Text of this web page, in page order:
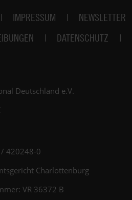
IMPRESSUM NEWSLETTER
DATENSCHUTZ
Deutschland e.V.
420248-0
Charlottenburg
VR 36372 B